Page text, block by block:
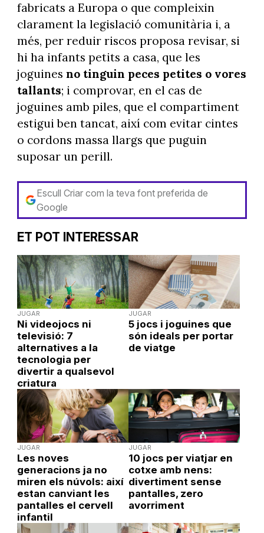
fabricats a Europa o que compleixin
clarament la legislació comunitària i, a
més, per reduir riscos proposa revisar, si
hi ha infants petits a casa, que les
joguines no tinguin peces petites o vores
tallants; i comprovar, en el cas de
joguines amb piles, que el compartiment
estigui ben tancat, així com evitar cintes
o cordons massa llargs que puguin
suposar un perill.
Escull Criar com la teva font preferida de
Google
ET POT INTERESSAR
JUGAR
Ni videojocs ni
televisió: 7
alternatives a la
tecnologia per
divertir a qualsevol
criatura
JUGAR
5 jocs i joguines que
són ideals per portar
de viatge
JUGAR
Les noves
generacions ja no
miren els núvols: així
estan canviant les
pantalles el cervell
infantil
JUGAR
10 jocs per viatjar en
cotxe amb nens:
divertiment sense
pantalles, zero
avorriment